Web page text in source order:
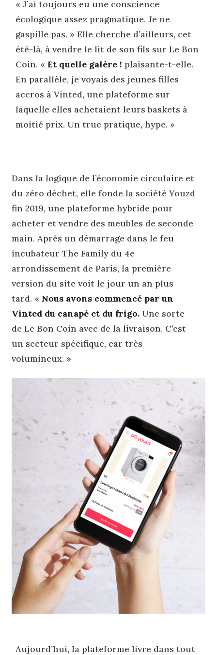
« J’ai toujours eu une conscience
écologique assez pragmatique. Je ne
gaspille pas. » Elle cherche d’ailleurs, cet
été-là, à vendre le lit de son fils sur Le Bon
Coin. « Et quelle galère ! plaisante-t-elle.
En parallèle, je voyais des jeunes filles
accros à Vinted, une plateforme sur
laquelle elles achetaient leurs baskets à
moitié prix. Un truc pratique, hype. »
Dans la logique de l’économie circulaire et
du zéro déchet, elle fonde la société Youzd
fin 2019, une plateforme hybride pour
acheter et vendre des meubles de seconde
main. Après un démarrage dans le feu
incubateur The Family du 4e
arrondissement de Paris, la première
version du site voit le jour un an plus
tard. « Nous avons commencé par un
Vinted du canapé et du frigo. Une sorte
de Le Bon Coin avec de la livraison. C’est
un secteur spécifique, car très
volumineux. »
Aujourd’hui, la plateforme livre dans tout